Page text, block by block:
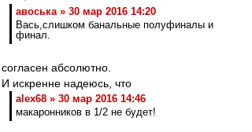
авоська » 30 мар 2016 14:20
Вась,слишком банальные полуфиналы и
финал.
согласен абсолютно.
И искренне надеюсь, что
alex68 » 30 мар 2016 14:46
макаронников в 1/2 не будет!